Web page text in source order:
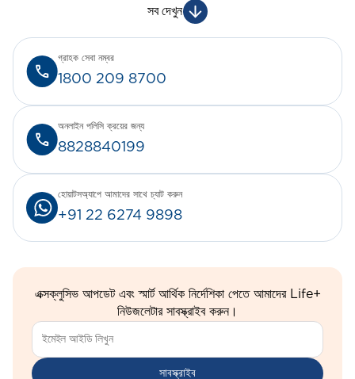
সব দেখুন
1800 209 8700
গ্রাহক সেবা নম্বর
8828840199
অনলাইন পলিসি ক্রয়ের জন্য
+91 22 6274 9898
হোয়াটসঅ্যাপে আমাদের সাথে চ্যাট করুন
এক্সক্লুসিভ আপডেট এবং স্মার্ট আর্থিক নির্দেশিকা পেতে আমাদের Life+
নিউজলেটার সাবস্ক্রাইব করুন।
সাবস্ক্রাইব